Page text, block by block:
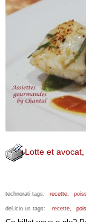
Lotte et
technorati tags: recette,
del.icio.us tags: recette,